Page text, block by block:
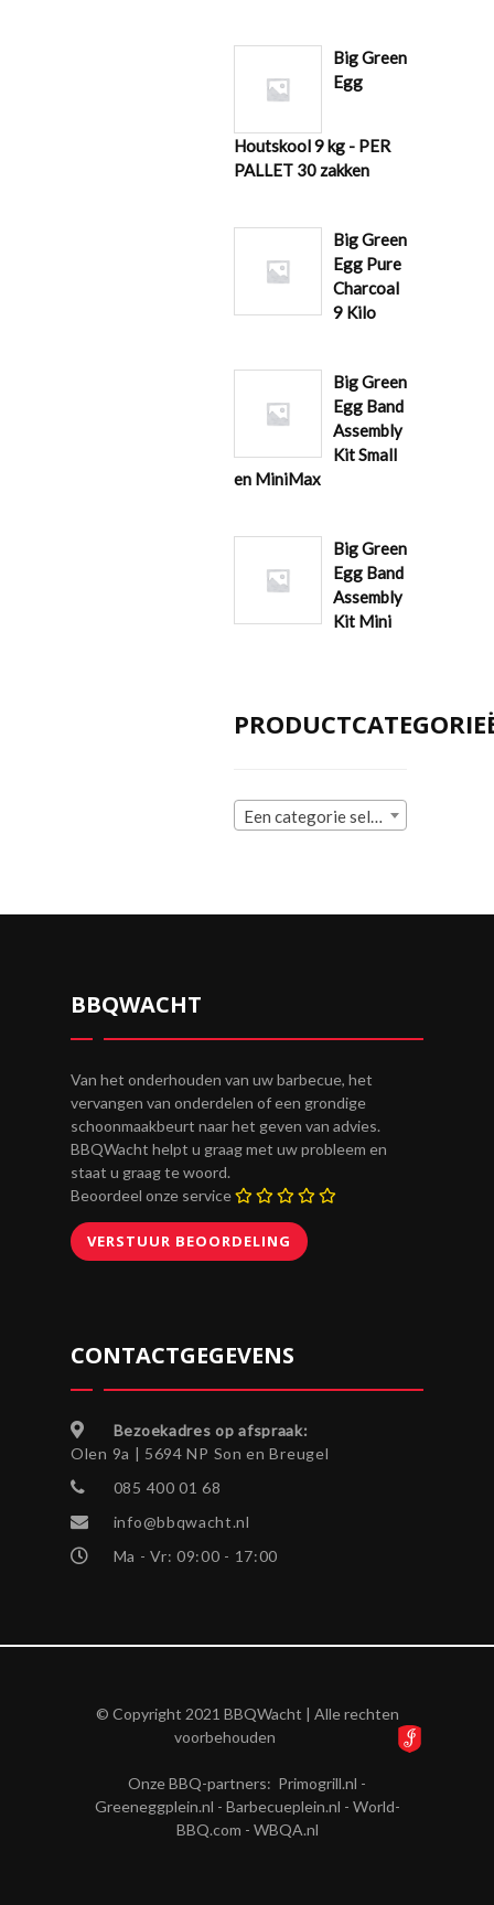
Big Green
Egg
Houtskool 9 kg - PER
PALLET 30 zakken
Big Green
Egg Pure
Charcoal
9 Kilo
Big Green
Egg Band
Assembly
Kit Small
en MiniMax
Big Green
Egg Band
Assembly
Kit Mini
Een categorie selecteren
BBQWACHT
Van het onderhouden van uw barbecue, het
vervangen van onderdelen of een grondige
schoonmaakbeurt naar het geven van advies.
BBQWacht helpt u graag met uw probleem en
staat u graag te woord.
Beoordeel onze service
CONTACTGEGEVENS
Bezoekadres op afspraak:
Olen 9a | 5694 NP Son en Breugel
085 400 01 68
info@bbqwacht.nl
Ma - Vr: 09:00 - 17:00
© Copyright 2021 BBQWacht | Alle rechten
voorbehouden
Onze BBQ-partners: Primogrill.nl -
Greeneggplein.nl - Barbecueplein.nl - World-
BBQ.com - WBQA.nl